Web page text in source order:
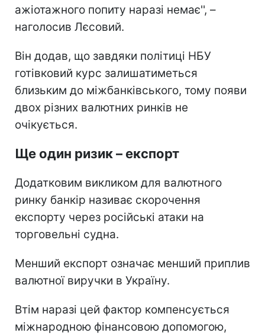
ажіотажного попиту наразі немає'', –
наголосив Лєсовий.
Він додав, що завдяки політиці НБУ
готівковий курс залишатиметься
близьким до міжбанківського, тому появи
двох різних валютних ринків не
очікується.
Ще один ризик – експорт
Додатковим викликом для валютного
ринку банкір називає скорочення
експорту через російські атаки на
торговельні судна.
Менший експорт означає менший приплив
валютної виручки в Україну.
Втім наразі цей фактор компенсується
міжнародною фінансовою допомогою,